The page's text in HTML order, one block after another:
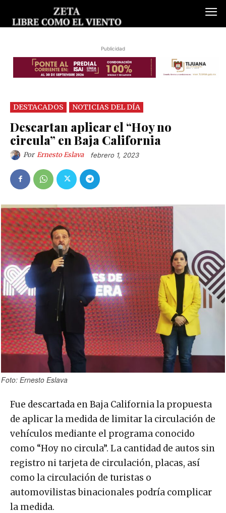
Publicidad
DESTACADOS NOTICIAS DEL DÍA
Descartan aplicar el “Hoy no
circula” en Baja California
Por Ernesto Eslava febrero 1, 2023
Foto: Ernesto Eslava
Fue descartada en Baja California la propuesta
de aplicar la medida de limitar la circulación de
vehículos mediante el programa conocido
como “Hoy no circula”. La cantidad de autos sin
registro ni tarjeta de circulación, placas, así
como la circulación de turistas o
automovilistas binacionales podría complicar
la medida.